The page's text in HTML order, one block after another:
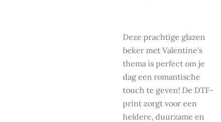
Deze prachtige glazen
beker met Valentine's
thema is perfect om je
dag een romantische
touch te geven! De DTF-
print zorgt voor een
heldere, duurzame en